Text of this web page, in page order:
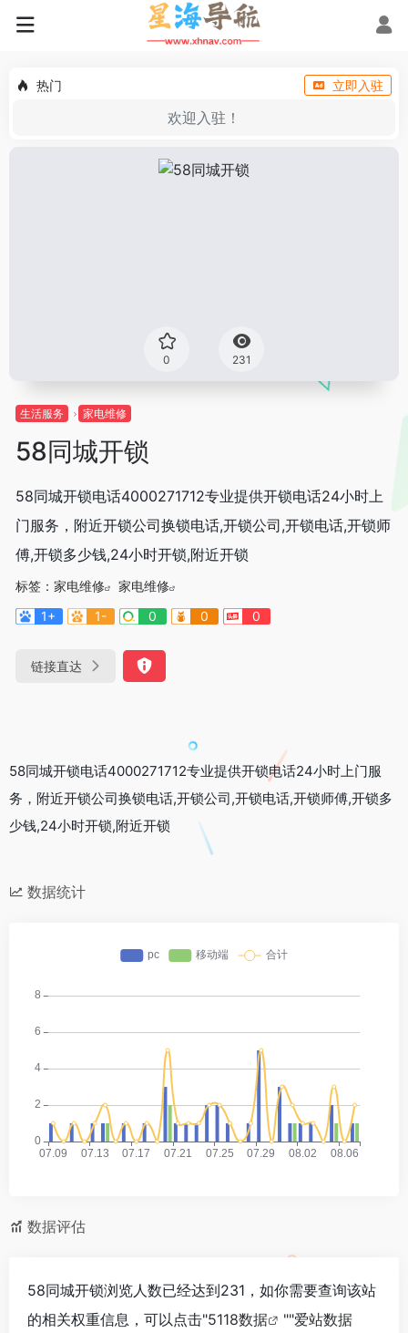
热门 立即入驻
欢迎入驻！
0 231
生活服务 家电维修
58同城开锁
58同城开锁电话4000271712专业提供开锁电话24小时上
门服务，附近开锁公司换锁电话,开锁公司,开锁电话,开锁师
傅,开锁多少钱,24小时开锁,附近开锁
标签： 家电维修
家电维修
1+
1- 0 0 0
链接直达
58同城开锁电话4000271712专业提供开锁电话24小时上门服
务，附近开锁公司换锁电话,开锁公司,开锁电话,开锁师傅,开锁多
少钱,24小时开锁,附近开锁
数据统计
数据评估
58同城开锁浏览人数已经达到231，如你需要查询该站
的相关权重信息，可以点击"5118数据 ""爱站数据